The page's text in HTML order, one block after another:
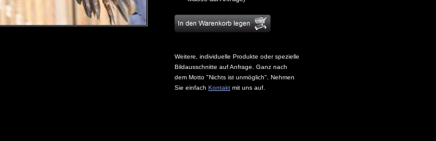
Weitere, individuelle Produkte oder spezielle
Bildausschnitte auf Anfrage. Ganz nach
dem Motto "Nichts ist unmöglich". Nehmen
Sie einfach Kontakt mit uns auf.